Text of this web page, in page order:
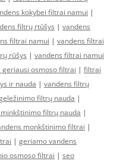
kokybei filtrai namui |
filtrų rtūšys | vandens
filtrai namui | vandens filtrai
rūšys | vandens filtrai namui
geriausi osmoso filtrai | filtrai
ir nauda | vandens filtrų
filtrų nauda |
filtrų nauda |
monkštinimo filtrai |
| geriamo vandens
osmoso filtrai | seo